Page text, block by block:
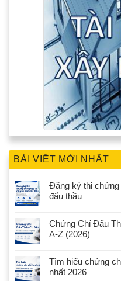
BÀI VIẾT MỚI NHẤT
Đăng ký thi chứng
đấu thầu
Chứng Chỉ Đấu
A-Z (2026)
Tìm hiểu chứng
nhất 2026